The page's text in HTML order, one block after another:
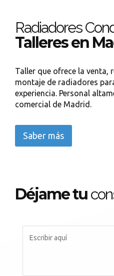
Radiadores
Talleres en
Taller que ofrece la venta,
montaje de radiadores
experiencia. Personal
comercial de Madrid.
Saber más
Déjame tu